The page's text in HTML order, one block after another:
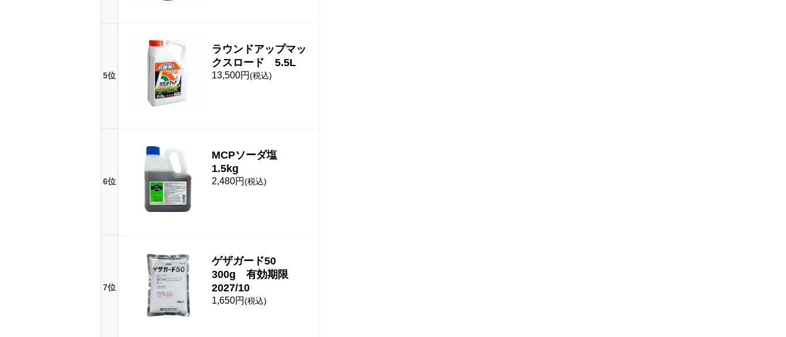
5位
ラウンドアップマッ
クスロード 5.5L
13,500円(税込)
6位
MCPソーダ塩
1.5kg
2,480円(税込)
7位
ゲザガード50
300g 有効期限
2027/10
1,650円(税込)